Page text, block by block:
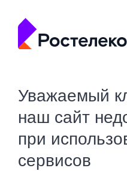
Уважаемый
наш сайт
при
сервисов